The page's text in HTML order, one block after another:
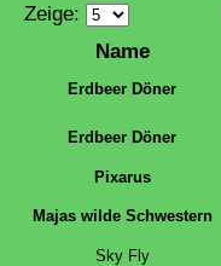
Zeige:
Name
Erdbeer Döner
Erdbeer Döner
Pixarus
Majas wilde Schwestern
Sky Fly